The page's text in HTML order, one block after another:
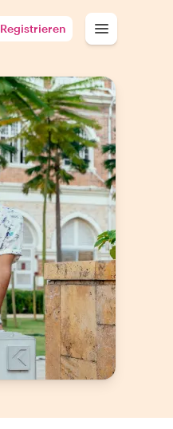
Registrieren